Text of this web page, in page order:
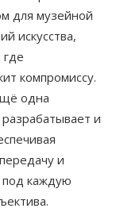
для музейной
искусства,
компромиссу.
одна
и
и
под каждую